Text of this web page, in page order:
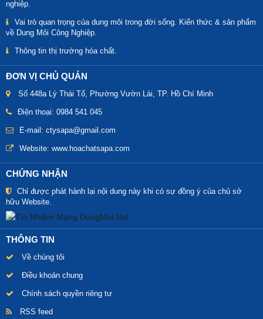
nghiệp.
Vai trò quan trọng của dung môi trong đời sống. Kiến thức & sản phẩm
về Dung Môi Công Nghiệp.
Thông tin thị trường hóa chất.
ĐƠN VỊ CHỦ QUẢN
Số 448a Lý Thái Tổ, Phường Vườn Lài, TP. Hồ Chí Minh
Điện thoại: 0984 541 045
E-mail: ctysapa@gmail.com
Website: www.hoachatsapa.com
CHỨNG NHẬN
Chỉ được phát hành lại nội dung này khi có sự đồng ý của chủ sở
hữu Website.
THÔNG TIN
Về chúng tôi
Điều khoản chung
Chính sách quyền riêng tư
RSS feed